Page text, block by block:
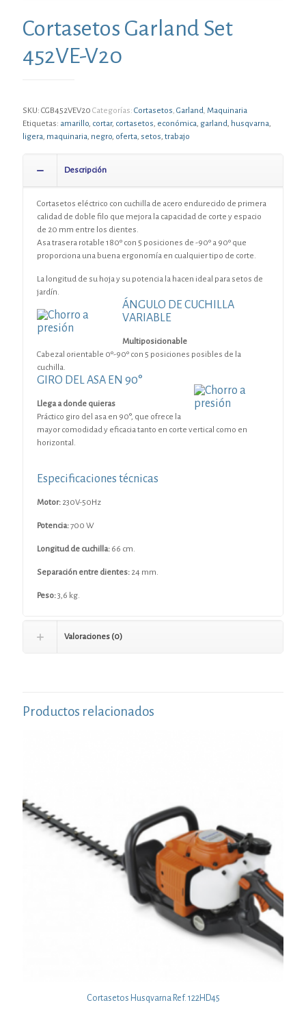
Cortasetos Garland Set
452VE-V20
SKU: CGB452VEV20 Categorías: Cortasetos, Garland, Maquinaria
Etiquetas: amarillo, cortar, cortasetos, económica, garland, husqvarna,
ligera, maquinaria, negro, oferta, setos, trabajo
Descripción
Cortasetos eléctrico con cuchilla de acero endurecido de primera
calidad de doble filo que mejora la capacidad de corte y espacio
de 20 mm entre los dientes.
Asa trasera rotable 180º con 5 posiciones de -90º a 90º que
proporciona una buena ergonomía en cualquier tipo de corte.
La longitud de su hoja y su potencia la hacen ideal para setos de
jardín.
ÁNGULO DE CUCHILLA
VARIABLE
Multiposicionable
Cabezal orientable 0º-90º con 5 posiciones posibles de la
cuchilla.
GIRO DEL ASA EN 90°
Llega a donde quieras
Práctico giro del asa en 90°, que ofrece la
mayor comodidad y eficacia tanto en corte vertical como en
horizontal.
Especificaciones técnicas
Motor: 230V-50Hz
Potencia:700 W
Longitud de cuchilla: 66 cm.
Separación entre dientes: 24 mm.
Peso:3,6 kg.
Valoraciones (0)
Productos relacionados
Cortasetos Husqvarna Ref. 122HD45